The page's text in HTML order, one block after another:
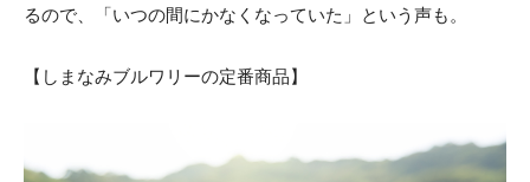
るので、「いつの間にかなくなっていた」という声も。
【しまなみブルワリーの定番商品】